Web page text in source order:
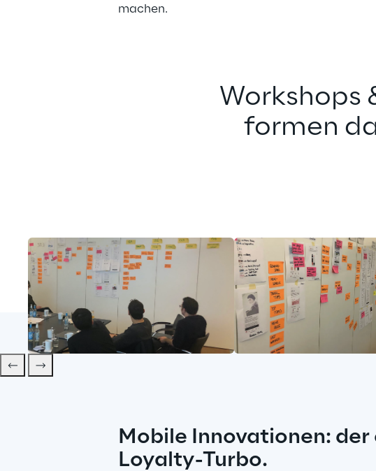
machen.
Workshops
formen
Mobile Innovationen:
Loyalty-Turbo.